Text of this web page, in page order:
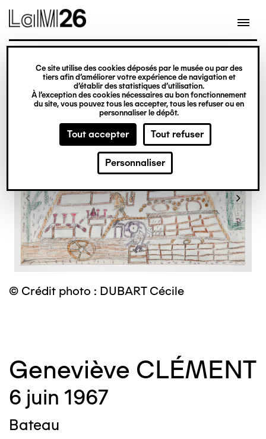
Gestion des cookies
Ce site utilise des cookies déposés par le musée ou par des
tiers afin d’améliorer votre expérience de navigation et
d’établir des statistiques d’utilisation.
À l’exception des cookies nécessaires au bon fonctionnement
du site, vous pouvez tous les accepter, tous les refuser ou en
personnaliser le dépôt.
Tout accepter Tout refuser
Personnaliser
contenu
© Crédit photo : DUBART Cécile
Geneviève CLÉMENT
6 juin 1967
Bateau